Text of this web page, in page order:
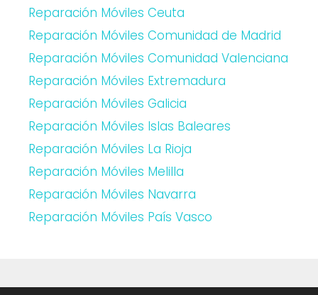
Reparación Móviles Ceuta
Reparación Móviles Comunidad de Madrid
Reparación Móviles Comunidad Valenciana
Reparación Móviles Extremadura
Reparación Móviles Galicia
Reparación Móviles Islas Baleares
Reparación Móviles La Rioja
Reparación Móviles Melilla
Reparación Móviles Navarra
Reparación Móviles País Vasco